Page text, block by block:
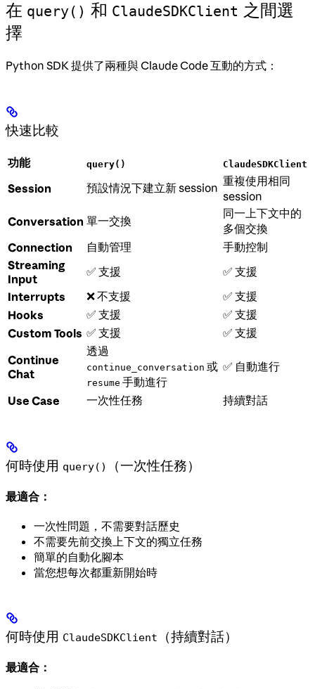
在 query() 和 ClaudeSDKClient 之間選
擇
Python SDK 提供了兩種與 Claude Code 互動的方式：
快速比較
功能 query() ClaudeSDKClient
Session 預設情況下建立新 session 重複使用相同
session
Conversation 單一交換
同一上下文中的
多個交換
Connection
自動管理
手動控制
Streaming
Input
✅ 支援
✅ 支援
Interrupts
❌ 不支援
✅ 支援
Hooks
✅ 支援
✅ 支援
Custom Tools ✅ 支援
✅ 支援
Continue
Chat
透過
continue_conversation 或
resume 手動進行
✅ 自動進行
Use Case 一次性任務 持續對話
何時使用 query() （一次性任務）
最適合：
一次性問題，不需要對話歷史
不需要先前交換上下文的獨立任務
簡單的自動化腳本
當您想每次都重新開始時
何時使用 ClaudeSDKClient （持續對話）
最適合：